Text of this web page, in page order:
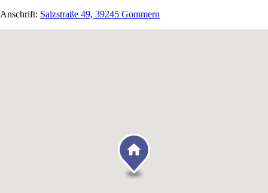
Anschrift: Salzstraße 49, 39245 Gommern